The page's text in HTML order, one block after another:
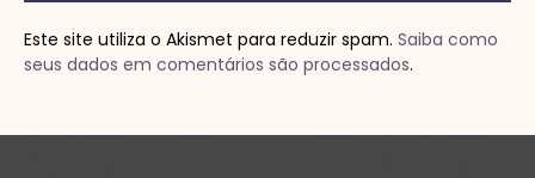
Este site utiliza o Akismet para reduzir spam. Saiba como
seus dados em comentários são processados.